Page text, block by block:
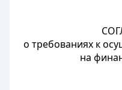
о требованиях к
на